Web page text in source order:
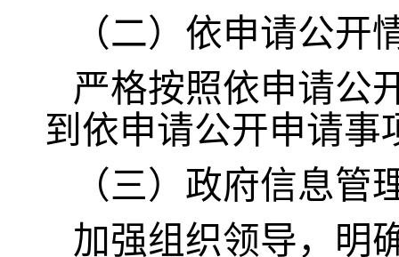
（二）依申请公开
严格按照依申请公
到依申请公开申请事
（三）政府信息管
加强组织领导，明